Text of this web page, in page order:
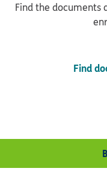
Find the documents
Find